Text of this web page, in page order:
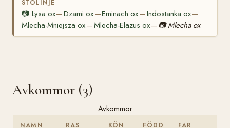
STOLINJE
📷 Lysa ox—Dzami ox—Eminach ox—Indostanka ox—
Mlecha-Mniejsza ox—Mlecha-Elazus ox— 📷Mlecha ox
Avkommor (3)
Avkommor
NAMN RAS KÖN FÖDD FAR